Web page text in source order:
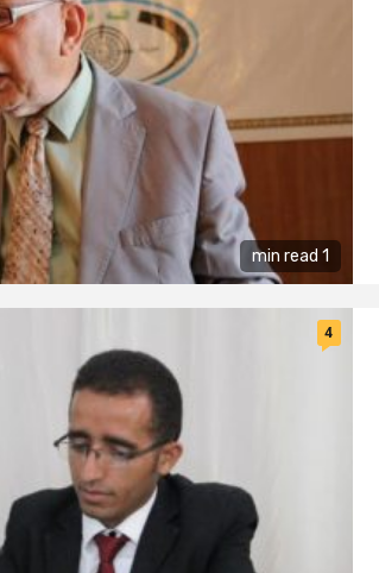
1 min read
4